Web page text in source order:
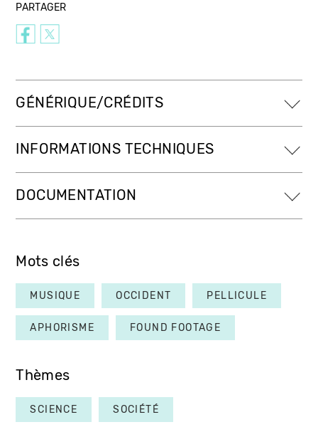
PARTAGER
GÉNÉRIQUE/CRÉDITS
INFORMATIONS TECHNIQUES
DOCUMENTATION
Mots clés
MUSIQUE OCCIDENT PELLICULE
APHORISME FOUND FOOTAGE
Thèmes
SCIENCE SOCIÉTÉ